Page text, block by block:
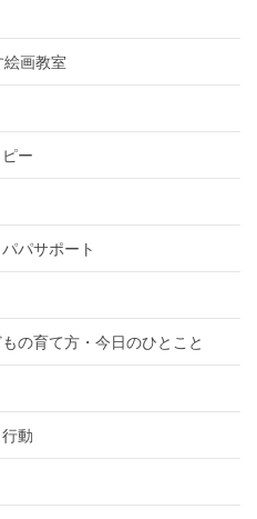
画教室
ー
パサポート
の育て方・今日のひとこと
動